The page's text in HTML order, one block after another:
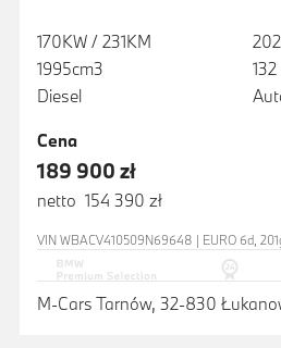
170KW / 231KM
1995cm3
Diesel
Cena
189 900 zł
netto 154 390 zł
VIN WBACV410509N69648 | EURO 6d,
M-Cars Tarnów, 32-830